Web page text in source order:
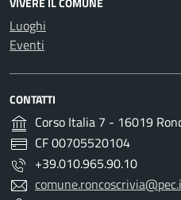
Luoghi
Eventi
CONTATTI
Corso Italia 7 - 16019
CF 00705520104
+39.010.965.90.10